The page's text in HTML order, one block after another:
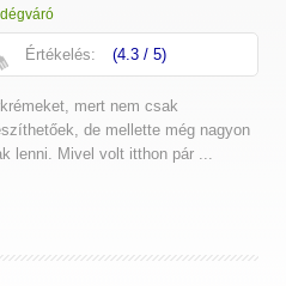
Értékelés: (4.3 / 5)
mert nem csak
de mellette még nagyon
lenni. Mivel volt itthon pár ...